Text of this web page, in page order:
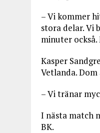
– Vi kommer
stora delar. Vi
minuter
Kasper
Vetlanda.
– Vi tränar
I nästa match
BK.